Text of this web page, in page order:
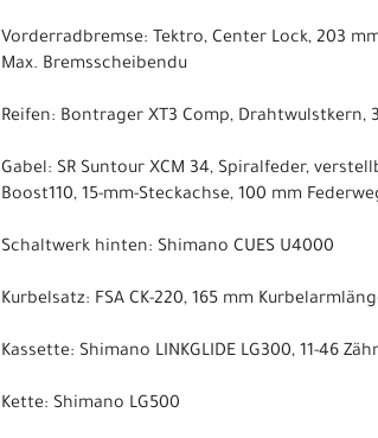
Vorderradbremse: Tektro, Center Lock, 203
Max. Bremsscheibendu
Reifen: Bontrager XT3 Comp, Drahtwulstkern,
Gabel: SR Suntour XCM 34, Spiralfeder,
Boost110, 15-mm-Steckachse, 100 mm
Schaltwerk hinten: Shimano CUES U4000
Kurbelsatz: FSA CK-220, 165 mm
Kassette: Shimano LINKGLIDE LG300, 11-46
Kette: Shimano LG500